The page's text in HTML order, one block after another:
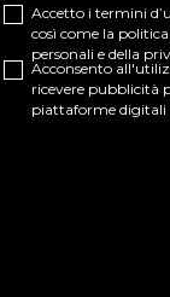
Accetto i termini
così come la
personali e della
Acconsento
ricevere pubblicità
piattaforme digitali